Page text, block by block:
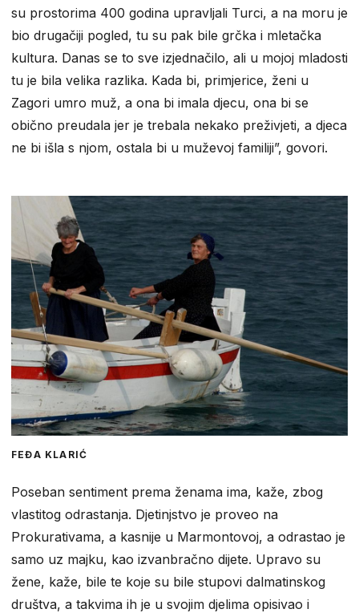
su prostorima 400 godina upravljali Turci, a na moru je
bio drugačiji pogled, tu su pak bile grčka i mletačka
kultura. Danas se to sve izjednačilo, ali u mojoj mladosti
tu je bila velika razlika. Kada bi, primjerice, ženi u
Zagori umro muž, a ona bi imala djecu, ona bi se
obično preudala jer je trebala nekako preživjeti, a djeca
ne bi išla s njom, ostala bi u muževoj familiji”, govori.
FEĐA KLARIĆ
Poseban sentiment prema ženama ima, kaže, zbog
vlastitog odrastanja. Djetinjstvo je proveo na
Prokurativama, a kasnije u Marmontovoj, a odrastao je
samo uz majku, kao izvanbračno dijete. Upravo su
žene, kaže, bile te koje su bile stupovi dalmatinskog
društva, a takvima ih je u svojim djelima opisivao i